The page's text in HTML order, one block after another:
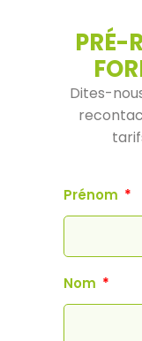
PRÉ-
Dites-
Prénom
Nom